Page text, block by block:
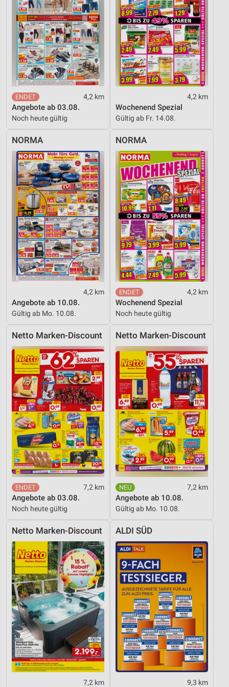
4,2 km
Angebote ab 03.08.
Noch heute gültig
4,2 km
Wochenend Spezial
Gültig ab Fr. 14.08.
NORMA
4,2 km
Angebote ab 10.08.
Gültig ab Mo. 10.08.
NORMA
4,2 km
Wochenend Spezial
Noch heute gültig
Netto Marken-Discount
7,2 km
Angebote ab 03.08.
Noch heute gültig
Netto Marken-Discount
7,2 km
Angebote ab 10.08.
Gültig ab Mo. 10.08.
Netto Marken-Discount
7,2 km
ALDI SÜD
9,3 km
IAB-Besonderheiten:
Verwendung genauer Standortdaten
Geräte anhand von aktiv angeforderten
Informationen identifizieren
Nicht-IAB-Verarbeitungszwecke:
Performance
Werbung